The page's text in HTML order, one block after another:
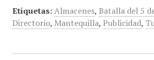
Etiquetas: Almacenes, Batalla del 5
Directorio, Mantequilla, Publicidad,